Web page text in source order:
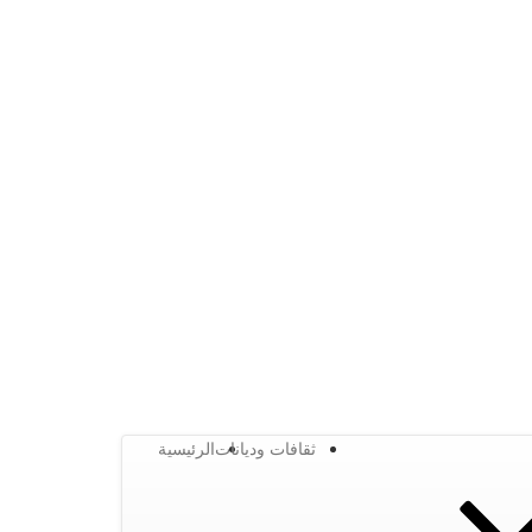
الرئيسيةثقافات وديانات